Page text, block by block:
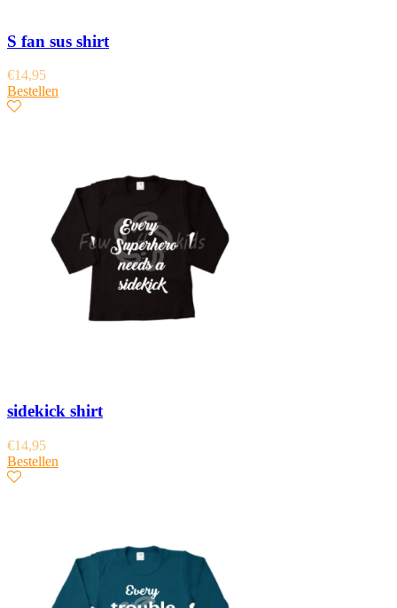
S fan sus shirt
€14,95
Bestellen
sidekick shirt
€14,95
Bestellen